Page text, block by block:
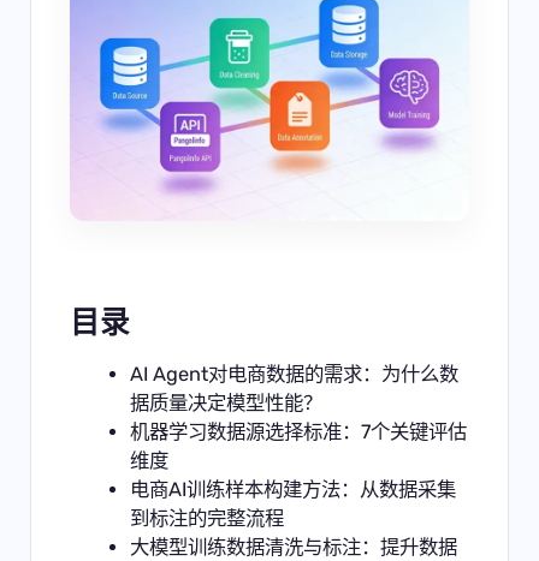
目录
AI Agent对电商数据的需求：为什么数
据质量决定模型性能？
机器学习数据源选择标准：7个关键评估
维度
电商AI训练样本构建方法：从数据采集
到标注的完整流程
大模型训练数据清洗与标注：提升数据